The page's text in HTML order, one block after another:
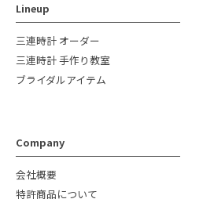
Lineup
三連時計 オーダー
三連時計 手作り教室
ブライダルアイテム
Company
会社概要
特許商品について